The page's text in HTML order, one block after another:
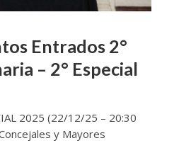
Entrados 2°
– 2° Especial
2025 (22/12/25 – 20:30
y Mayores